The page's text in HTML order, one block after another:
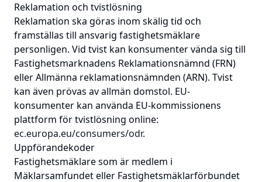
Reklamation och tvistlösning
Reklamation ska göras inom skälig tid och
framställas till ansvarig fastighetsmäklare
personligen. Vid tvist kan konsumenter vända sig till
Fastighetsmarknadens Reklamationsnämnd (FRN)
eller Allmänna reklamationsnämnden (ARN). Tvist
kan även prövas av allmän domstol. EU-
konsumenter kan använda EU-kommissionens
plattform för tvistlösning online:
ec.europa.eu/consumers/odr.
Uppförandekoder
Fastighetsmäklare som är medlem i
Mäklarsamfundet eller Fastighetsmäklarförbundet